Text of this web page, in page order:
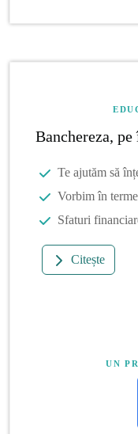
Banchereza,
Te ajutăm să
Vorbim în
Sfaturi
Citește
UN